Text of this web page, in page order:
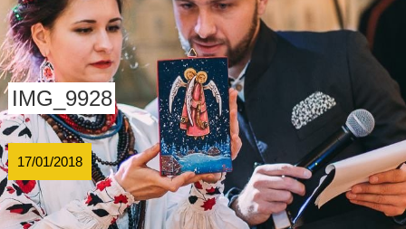
IMG_9928
17/01/2018